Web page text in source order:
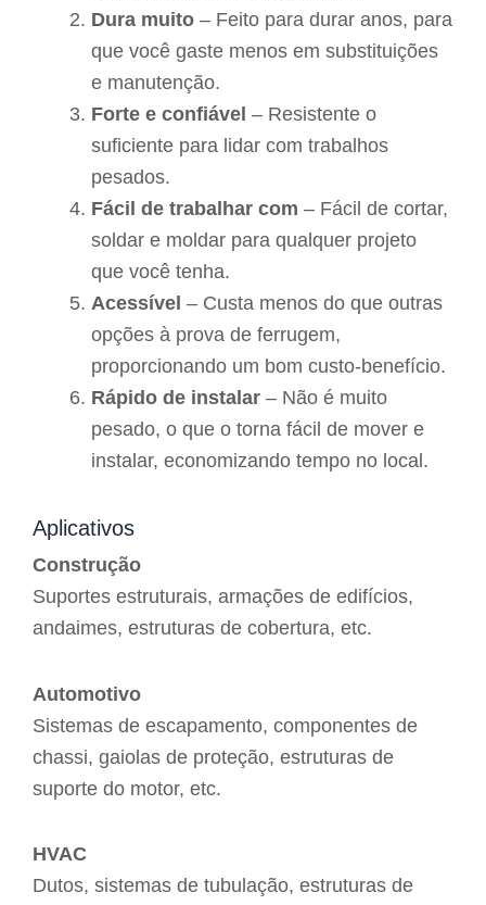
Dura muito – Feito para durar anos, para
que você gaste menos em substituições
e manutenção.
Forte e confiável – Resistente o
suficiente para lidar com trabalhos
pesados.
Fácil de trabalhar com – Fácil de cortar,
soldar e moldar para qualquer projeto
que você tenha.
Acessível – Custa menos do que outras
opções à prova de ferrugem,
proporcionando um bom custo-benefício.
Rápido de instalar – Não é muito
pesado, o que o torna fácil de mover e
instalar, economizando tempo no local.
Aplicativos
Construção
Suportes estruturais, armações de edifícios,
andaimes, estruturas de cobertura, etc.
Automotivo
Sistemas de escapamento, componentes de
chassi, gaiolas de proteção, estruturas de
suporte do motor, etc.
HVAC
Dutos, sistemas de tubulação, estruturas de